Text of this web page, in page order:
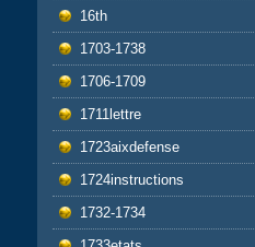
16th
1703-1738
1706-1709
1711lettre
1723aixdefense
1724instructions
1732-1734